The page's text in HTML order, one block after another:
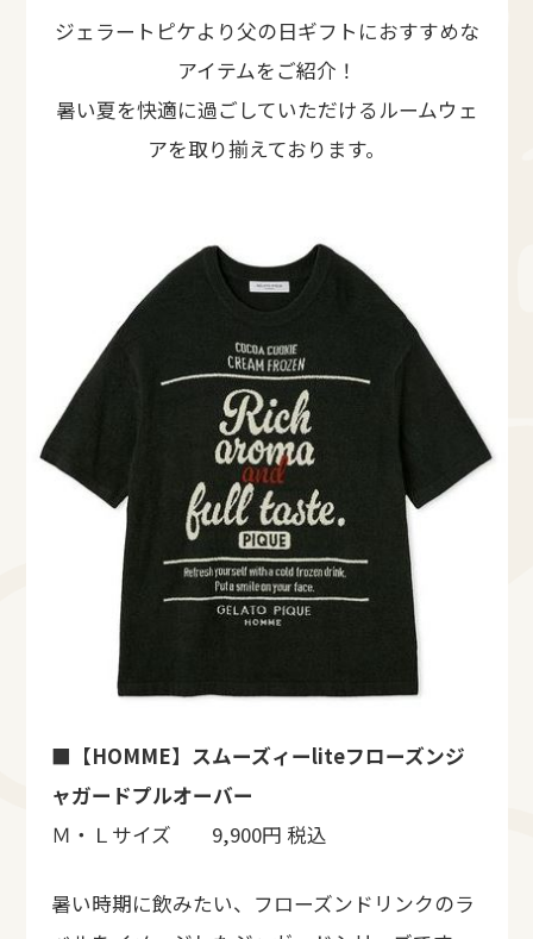
ジェラートピケより父の日ギフトにおすすめな
アイテムをご紹介！
暑い夏を快適に過ごしていただけるルームウェ
アを取り揃えております。
■ 【HOMME】スムーズィーliteフローズンジ
ャガードプルオーバー
Ｍ・Ｌサイズ 9,900円 税込
暑い時期に飲みたい、フローズンドリンクのラ